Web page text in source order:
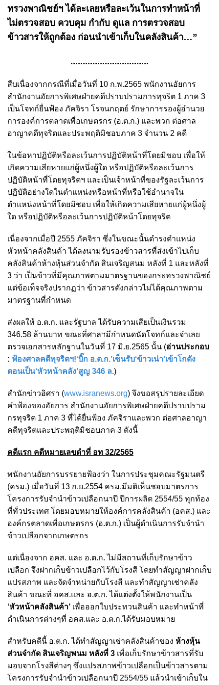
ทรวงพาณิชย์ฯ ได้ละเลยหรือละเว้นในการทำหน้าที่
ไม่ตรวจสอบ ควบคุม กำกับ ดูแล การตรวจสอบ
ข้าวสารให้ถูกต้อง ก่อนนำเข้าเก็บในคลังสินค้า…”
................................
สืบเนื่องจากกรณีที่เมื่อวันที่ 10 ก.พ.2565 พนักงานอัยการ
สำนักงานอัยการพิเศษฝ่ายคดีปราบปรามการทุจริต 1 ภาค 3
เป็นโจทก์ยื่นฟ้อง ภัคจิรา โรจนกฤตย์ รักษาการรองผู้อำนวย
การองค์การตลาดเพื่อเกษตรกร (อ.ต.ก.) และพวก ต่อศาล
อาญาคดีทุจริตและประพฤติมิชอบภาค 3 จำนวน 2 คดี
ในข้อหาปฏิบัติหรือละเว้นการปฏิบัติหน้าที่โดยมิชอบ เพื่อให้
เกิดความเสียหายแก่ผู้หนึ่งผู้ใด หรือปฏิบัติหรือละเว้นการ
ปฏิบัติหน้าที่โดยทุจริตฯ และเป็นเจ้าหน้าที่ของรัฐละเว้นการ
ปฏิบัติอย่างใดในตำแหน่งหรือหน้าที่หรือใช้อำนาจใน
ตำแหน่งหน้าที่โดยมิชอบ เพื่อให้เกิดความเสียหายแก่ผู้หนึ่งผู้
ใด หรือปฏิบัติหรือละเว้นการปฏิบัติหน้าโดยทุจริต
เนื่องจากเมื่อปี 2555 ภัคจิรา ซึ่งในขณะนั้นดำรงตำแหน่ง
หัวหน้าคลังสินค้า ได้ลงนามรับรองข้าวสารที่ส่งเข้าไปเก็บ
คลังสินค้าห้างหุ้นส่วนจำกัด สินเจริญสนม หลังที่ 1 และหลังที่
3 ว่า เป็นข้าวที่มีคุณภาพตามมาตรฐานของกระทรวงพาณิชย์
แต่ข้อเท็จจริงปรากฏว่า ข้าวสารดังกล่าวไม่ได้คุณภาพตาม
มาตรฐานที่กำหนด
ส่งผลให้ อ.ต.ก. และรัฐบาล ได้รับความเสียเป็นเงินรวม
346.58 ล้านบาท ขณะที่ศาลฯมีกำหนดนัดโจทก์และจำเลย
ตรวจเอกสารหลักฐานในวันที่ 17 มิ.ย.2565 นั้น (อ่านประกอบ
: ฟ้องศาลคดีทุจริตฯ!‘บิ๊ก อ.ต.ก.’เซ็นรับ‘ข้าวเน่า’เข้าโกดัง
ตอนเป็น‘หัวหน้าคลัง’สูญ 346 ล.)
สำนักข่าวอิศรา (www.isranews.org) จึงขอสรุปรายละเอียด
คำฟ้องของอัยการ สำนักงานอัยการพิเศษฝ่ายคดีปราบปราม
กรทุจริต 1 ภาค 3 ที่ได้ยื่นฟ้อง ภัคจิราและพวก ต่อศาลอาญา
คดีทุจริตและประพฤติมิชอบภาค 3 ดังนี้
คดีแรก คดีหมายเลขดำที่ อท 32/2565
พนักงานอัยการบรรยายฟ้องว่า ในการประชุมคณะรัฐมนตรี
(ครม.) เมื่อวันที่ 13 ก.ย.2554 ครม.มีมติเห็นชอบมาตรการ
โครงการรับจำนำข้าวเปลือกนาปี ปีการผลิต 2554/55 ทุกท้อง
ที่ทั่วประเทศ โดยมอบหมายให้องค์การคลังสินค้า (อคส.) และ
องค์กรตลาดเพื่อเกษตรกร (อ.ต.ก.) เป็นผู้ดำเนินการรับจำนำ
ข้าวเปลือกจากเกษตรกร
แต่เนื่องจาก อคส. และ อ.ต.ก. ไม่มีสถานที่เก็บรักษาข้าว
เปลือก จึงฝากเก็บข้าวเปลือกไว้กับโรงสี โดยทำสัญญาฝากเก็บ
แปรสภาพ และจัดจำหน่ายกับโรงสี และทำสัญญาเช่าคลัง
สินค้า ขณะที่ อคส.และ อ.ต.ก. ได้แต่งตั้งให้พนักงานเป็น
‘หัวหน้าคลังสินค้า’ เพื่อออกใบประทวนสินค้า และทำหน้าที่
ดำเนินการต่างๆที่ อคส.และ อ.ต.ก.ได้รับมอบหมาย
สำหรับคดีนี้ อ.ต.ก. ได้ทำสัญญาเช่าคลังสินค้าของ ห้างหุ้น
ส่วนจำกัด สินเจริญพนม หลังที่ 3 เพื่อเก็บรักษาข้าวสารที่รับ
มอบจากโรงสีต่างๆ ซึ่งแปรสภาพข้าวเปลือกเป็นข้าวสารตาม
โครงการรับจำนำข้าวเปลือกนาปี 2554/55 แล้วนำเข้าเก็บใน